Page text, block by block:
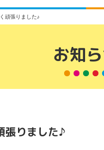
頑張りました♪
お知
張りました♪